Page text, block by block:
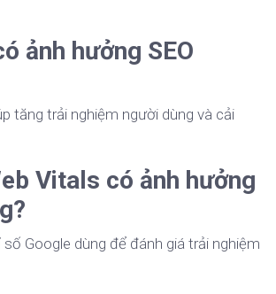
ảnh hưởng SEO
tăng trải nghiệm người dùng và cải
Vitals có ảnh hưởng
Google dùng để đánh giá trải nghiệm